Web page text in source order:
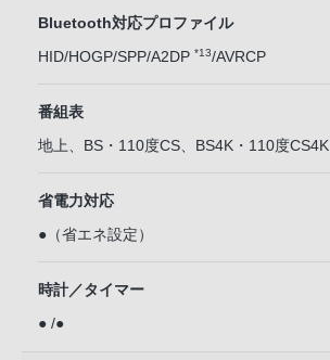
Bluetooth対応プロファイル
HID/HOGP/SPP/A2DP *13/AVRCP
番組表
地上、BS・110度CS、BS4K・110度CS4K
省電力対応
●（省エネ設定）
時計／タイマー
● /●